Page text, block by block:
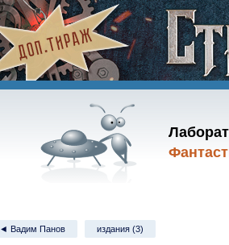
◄ Вадим Панов издания (3)